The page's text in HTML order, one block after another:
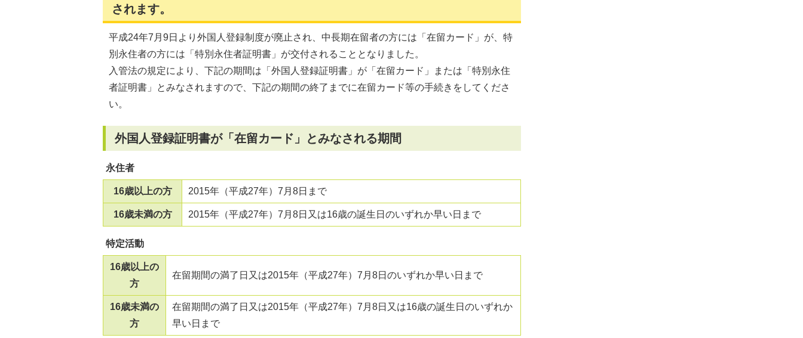
されます。
平成24年7月9日より外国人登録制度が廃止され、中長期在留者の方には「在留カード」が、特
別永住者の方には「特別永住者証明書」が交付されることとなりました。
入管法の規定により、下記の期間は「外国人登録証明書」が「在留カード」または「特別永住
者証明書」とみなされますので、下記の期間の終了までに在留カード等の手続きをしてくださ
い。
外国人登録証明書が「在留カード」とみなされる期間
永住者
16歳以上の方 2015年（平成27年）7月8日まで
16歳未満の方 2015年（平成27年）7月8日又は16歳の誕生日のいずれか早い日まで
特定活動
16歳以上の
方
在留期間の満了日又は2015年（平成27年）7月8日のいずれか早い日まで
16歳未満の
方
在留期間の満了日又は2015年（平成27年）7月8日又は16歳の誕生日のいずれか
早い日まで